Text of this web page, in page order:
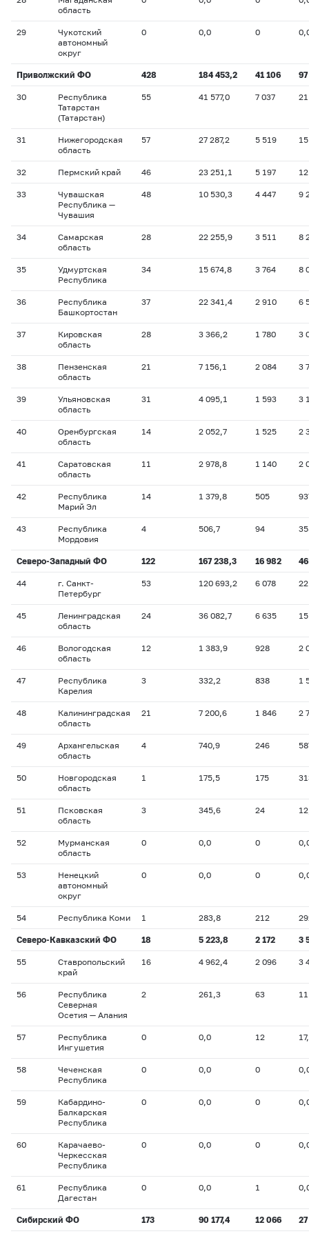
область
29
Чукотский
автономный
округ
0 0,0 0
Приволжский ФО 428 184 453,2 41 106
30
Республика
Татарстан
(Татарстан)
55 41 577,0 7 037
31
Нижегородская
область
57 27 287,2 5 519
32 Пермский край 46 23 251,1 5 197
33
Чувашская
Республика —
Чувашия
48 10 530,3 4 447 9
34
Самарская
область
28 22 255,9 3 511 8
35
Удмуртская
Республика
34 15 674,8 3 764 8
36
Республика
Башкортостан
37 22 341,4 2 910 6
37
Кировская
область
28 3 366,2 1 780 3
38
Пензенская
область
21 7 156,1 2 084 3
39
Ульяновская
область
31 4 095,1 1 593 3
40
Оренбургская
область
14 2 052,7 1 525 2
41
Саратовская
область
11 2 978,8 1 140 2
42
Республика
Марий Эл
14 1 379,8 505
43
Республика
Мордовия
4 506,7 94
Северо-Западный ФО 122 167 238,3 16 982
44
г. Санкт-
Петербург
53 120 693,2 6 078
45
Ленинградская
область
24 36 082,7 6 635
46
Вологодская
область
12 1 383,9 928 2
47
Республика
Карелия
3 332,2 838 1
48
Калининградская
область
21 7 200,6 1 846 2
49
Архангельская
область
4 740,9 246
50
Новгородская
область
1 175,5 175
51
Псковская
область
3 345,6 24
52
Мурманская
область
0 0,0 0
53
Ненецкий
автономный
округ
0 0,0 0
54 Республика Коми 1 283,8 212
Северо-Кавказский ФО 18 5 223,8 2 172 3
55
Ставропольский
край
16 4 962,4 2 096 3
56
Республика
Северная
Осетия — Алания
2 261,3 63
57
Республика
Ингушетия
0 0,0 12
58
Чеченская
Республика
0 0,0 0
59
Кабардино-
Балкарская
Республика
0 0,0 0
60
Карачаево-
Черкесская
Республика
0 0,0 0
61
Республика
Дагестан
0 0,0 1
Сибирский ФО 173 90 177,4 12 066